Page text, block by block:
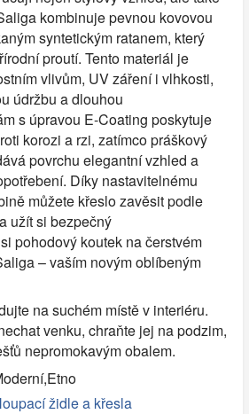
kombinuje pevnou kovovou
syntetickým ratanem, který
proutí. Tento materiál je
vlivům, UV záření i vlhkosti,
údržbu a dlouhou
s úpravou E-Coating poskytuje
korozi a rzi, zatímco práškový
povrchu elegantní vzhled a
Díky nastavitelnému
můžete křeslo zavěsit podle
užít si bezpečný
pohodový koutek na čerstvém
– vaším novým oblíbeným
na suchém místě v interiéru.
venku, chraňte jej na podzim,
nepromokavým obalem.
židle a křesla